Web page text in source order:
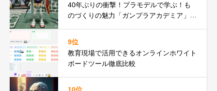
40年ぶりの衝撃！プラモデルで学ぶ！も
のづくりの魅力「ガンプラアカデミア」の
9位
教育現場で活用できるオンラインホワイト
ボードツール徹底比較
10位